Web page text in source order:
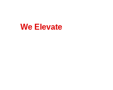
We Elevate